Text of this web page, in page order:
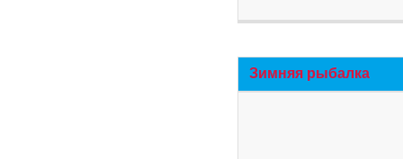
Зимняя рыбалка